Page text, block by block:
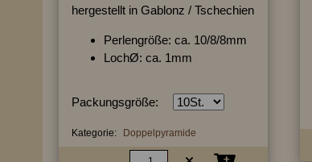
hergestellt in Gablonz / Tschechien
Perlengröße: ca. 10/8/8mm
LochØ: ca. 1mm
Packungsgröße:
Kategorie: Doppelpyramide